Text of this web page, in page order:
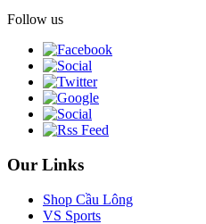
Follow us
Our Links
Shop Cầu Lông
VS Sports